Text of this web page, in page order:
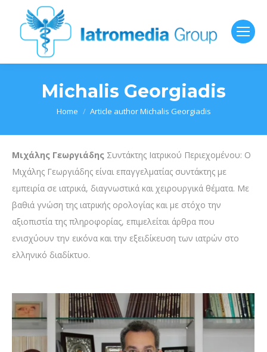
Michalis Georgiadis
You are here:
Home Article author Michalis Georgiadis
Μιχάλης Γεωργιάδης Συντάκτης Ιατρικού Περιεχομένου: Ο
Μιχάλης Γεωργιάδης είναι επαγγελματίας συντάκτης με
εμπειρία σε ιατρικά, διαγνωστικά και χειρουργικά θέματα. Με
βαθιά γνώση της ιατρικής ορολογίας και με στόχο την
αξιοπιστία της πληροφορίας, επιμελείται άρθρα που
ενισχύουν την εικόνα και την εξειδίκευση των ιατρών στο
ελληνικό διαδίκτυο.